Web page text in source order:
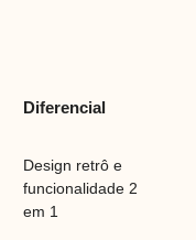
Diferencial
Design retrô e
funcionalidade 2
em 1